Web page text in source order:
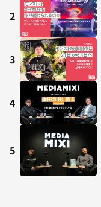
2
3
4
5